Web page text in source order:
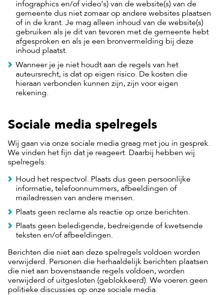
infographics en/of video’s) van de website(s) van de
gemeente dus niet zomaar op andere websites plaatsen
of in de krant. Je mag alleen inhoud van de website(s)
gebruiken als je dit van tevoren met de gemeente hebt
afgesproken en als je een bronvermelding bij deze
inhoud plaatst.
Wanneer je je niet houdt aan de regels van het
auteursrecht, is dat op eigen risico. De kosten die
hieraan verbonden kunnen zijn, zijn voor eigen
rekening.
Sociale media spelregels
Wij gaan via onze sociale media graag met jou in gesprek.
We vinden het fijn dat je reageert. Daarbij hebben wij
spelregels:
Houd het respectvol. Plaats dus geen persoonlijke
informatie, telefoonnummers, afbeeldingen of
mailadressen van andere mensen.
Plaats geen reclame als reactie op onze berichten.
Plaats geen beledigende, bedreigende of kwetsende
teksten en/of afbeeldingen.
Berichten die niet aan deze spelregels voldoen worden
verwijderd. Personen die herhaaldelijk berichten plaatsen
die niet aan bovenstaande regels voldoen, worden
verwijderd of uitgesloten (geblokkeerd). We voeren geen
politieke discussies op onze sociale media.